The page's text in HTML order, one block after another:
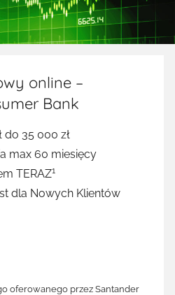
online –
Bank
do 35 000 zł
max 60 miesięcy
TERAZ1
dla Nowych Klientów
oferowanego przez Santander